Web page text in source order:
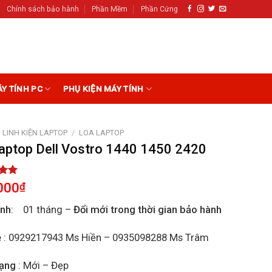
Chính sách bảo hành Phần Mềm Phần Cứng
TÍNH PC PHỤ KIỆN MÁY TÍNH
LINH KIỆN LAPTOP / LOA LAPTOP
Dell Vostro 1440 1450 2420
₫
: 01 tháng – Đổi mới trong thời gian bảo hành
: 0929217943 Ms Hiền – 0935098288 Ms Trâm
: Mới – Đẹp